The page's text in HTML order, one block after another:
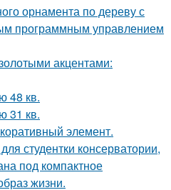
орнамента по дереву с
программным управлением
акцентами:
48 кв.
31 кв.
элемент.
студентки консерватории,
под компактное
жизни.